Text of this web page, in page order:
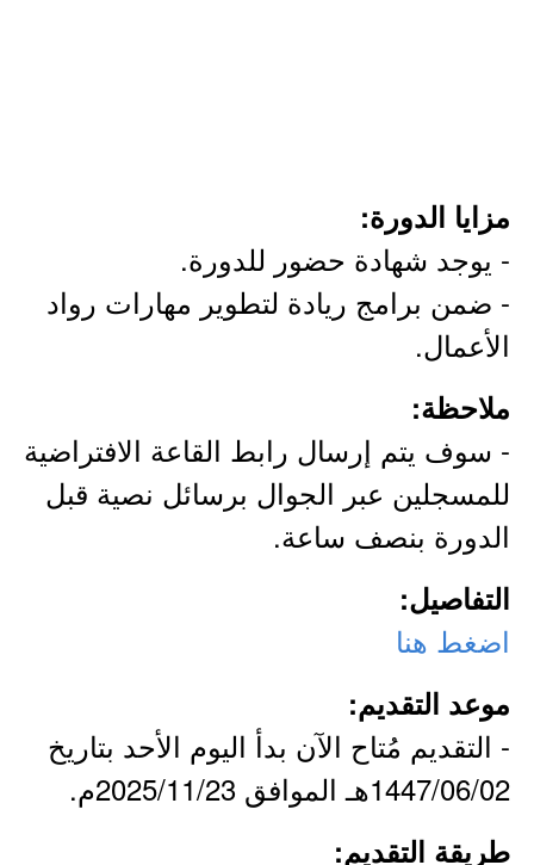
مزايا الدورة:
- يوجد شهادة حضور للدورة.
- ضمن برامج ريادة لتطوير مهارات رواد
الأعمال.
ملاحظة:
- سوف يتم إرسال رابط القاعة الافتراضية
للمسجلين عبر الجوال برسائل نصية قبل
الدورة بنصف ساعة.
التفاصيل:
اضغط هنا
موعد التقديم:
- التقديم مُتاح الآن بدأ اليوم الأحد بتاريخ
1447/06/02هـ الموافق 2025/11/23م.
طريقة التقديم: